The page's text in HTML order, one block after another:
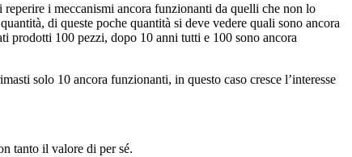
i meccanismi ancora funzionanti da quelli che non lo
di queste poche quantità si deve vedere quali sono ancora
prodotti 100 pezzi, dopo 10 anni tutti e 100 sono ancora
solo 10 ancora funzionanti, in questo caso cresce l’interesse
tanto il valore di per sé.